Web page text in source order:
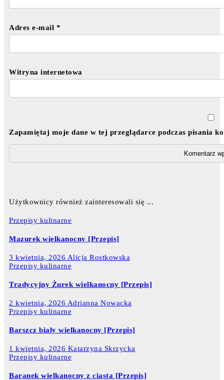
Adres e-mail *
Witryna internetowa
Zapamiętaj moje dane w tej przeglądarce podczas pisania
Użytkownicy również zainteresowali się ...
Przepisy kulinarne
Mazurek wielkanocny [Przepis]
3 kwietnia, 2026 Alicja Rostkowska
Przepisy kulinarne
Tradycyjny Żurek wielkanocny [Przepis]
2 kwietnia, 2026 Adrianna Nowacka
Przepisy kulinarne
Barszcz biały wielkanocny [Przepis]
1 kwietnia, 2026 Katarzyna Skrzycka
Przepisy kulinarne
Baranek wielkanocny z ciasta [Przepis]